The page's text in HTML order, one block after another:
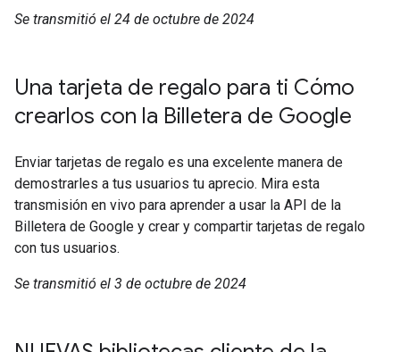
Se transmitió el 24 de octubre de 2024
Una tarjeta de regalo para ti Cómo
crearlos con la Billetera de Google
Enviar tarjetas de regalo es una excelente manera de
demostrarles a tus usuarios tu aprecio. Mira esta
transmisión en vivo para aprender a usar la API de la
Billetera de Google y crear y compartir tarjetas de regalo
con tus usuarios.
Se transmitió el 3 de octubre de 2024